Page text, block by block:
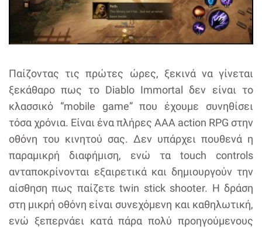
Παίζοντας τις πρώτες ώρες, ξεκινά να γίνεται
ξεκάθαρο πως το Diablo Immortal δεν είναι το
κλασσικό “mobile game” που έχουμε συνηθίσει
τόσα χρόνια. Είναι ένα πλήρες ΑΑΑ action RPG στην
οθόνη του κινητού σας. Δεν υπάρχει πουθενά η
παραμικρή διαφήμιση, ενώ τα touch controls
ανταποκρίνονται εξαιρετικά και δημιουργούν την
αίσθηση πως παίζετε twin stick shooter. Η δράση
στη μικρή οθόνη είναι συνεχόμενη και καθηλωτική,
ενώ ξεπερνάει κατά πάρα πολύ προηγούμενους